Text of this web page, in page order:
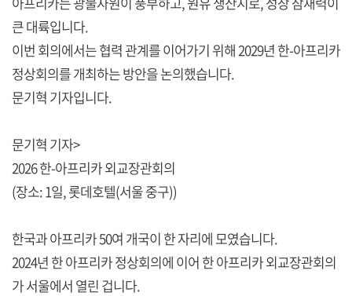
큰 대륙입니다.
이번 회의에서는 협력 관계를 이어가기 위해 2029년 한-아프리카
정상회의를 개최하는 방안을 논의했습니다.
문기혁 기자입니다.
문기혁 기자>
2026 한-아프리카 외교장관회의
(장소: 1일, 롯데호텔(서울 중구))
한국과 아프리카 50여 개국이 한 자리에 모였습니다.
2024년 한 아프리카 정상회의에 이어 한 아프리카 외교장관회의
가 서울에서 열린 겁니다.